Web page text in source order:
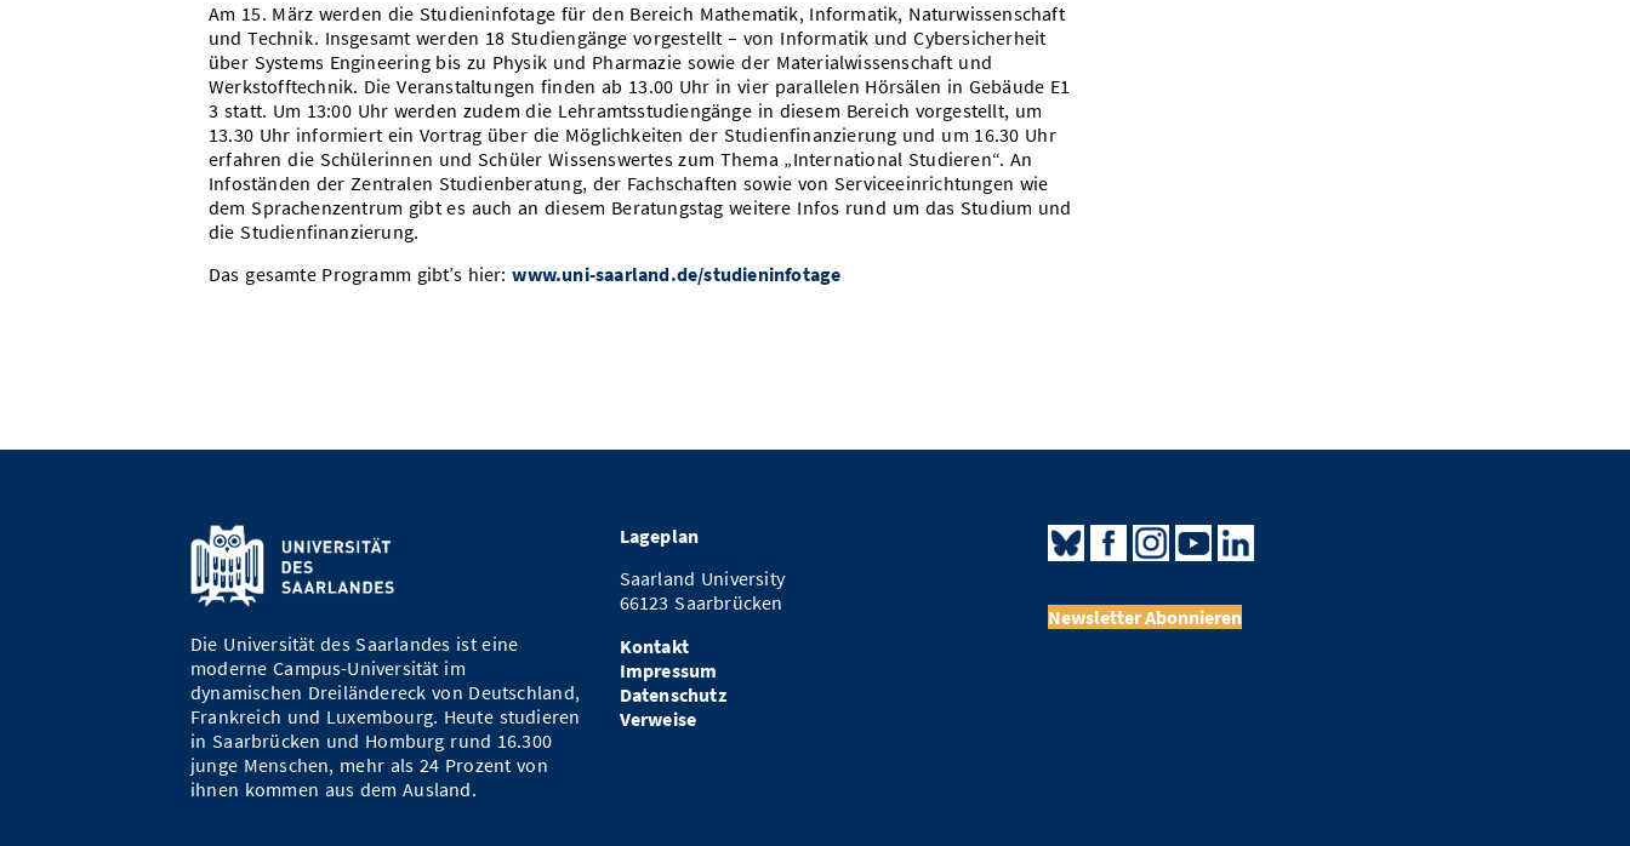
Am 15. März werden die Studieninfotage für den Bereich Mathematik, Informatik, Naturwissenschaft
und Technik. Insgesamt werden 18 Studiengänge vorgestellt – von Informatik und Cybersicherheit
über Systems Engineering bis zu Physik und Pharmazie sowie der Materialwissenschaft und
Werkstofftechnik. Die Veranstaltungen finden ab 13.00 Uhr in vier parallelen Hörsälen in Gebäude E1
3 statt. Um 13:00 Uhr werden zudem die Lehramtsstudiengänge in diesem Bereich vorgestellt, um
13.30 Uhr informiert ein Vortrag über die Möglichkeiten der Studienfinanzierung und um 16.30 Uhr
erfahren die Schülerinnen und Schüler Wissenswertes zum Thema „International Studieren“. An
Infoständen der Zentralen Studienberatung, der Fachschaften sowie von Serviceeinrichtungen wie
dem Sprachenzentrum gibt es auch an diesem Beratungstag weitere Infos rund um das Studium und
die Studienfinanzierung.
Das gesamte Programm gibt’s hier:www.uni-saarland.de/studieninfotage
Die Universität des Saarlandes ist eine
moderne Campus-Universität im
dynamischen Dreiländereck von Deutschland,
Frankreich und Luxembourg. Heute studieren
in Saarbrücken und Homburg rund 16.300
junge Menschen, mehr als 24 Prozent von
ihnen kommen aus dem Ausland.
Lageplan
Saarland University
66123 Saarbrücken
Kontakt
Impressum
Datenschutz
Verweise
Newsletter Abonnieren